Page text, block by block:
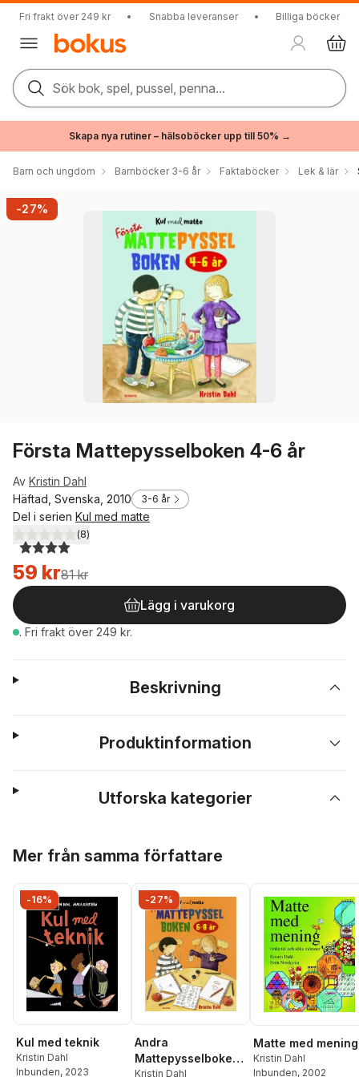
Fri frakt över 249 kr • Snabba leveranser • Billiga böcker
Sök bok, spel, pussel, penna...
Skapa nya rutiner – hälsoböcker upp till 50% →
Barn och ungdom Barnböcker 3-6 år Faktaböcker Lek & lär
-27%
Första Mattepysselboken 4-6 år
Av Kristin Dahl
Häftad, Svenska, 2010
3-6 år
Del i serien Kul med matte
4,0utav 5 stjärnor. Totalt antal röster:
(8)
59 kr81 kr
Lägg i varukorg
. Fri frakt över 249 kr.
Beskrivning
Produktinformation
Utforska kategorier
Mer från samma författare
-16%
Kul med teknik
Kristin Dahl
Inbunden, 2023
-27%
Andra
Mattepysselboken
6-8 år
Kristin Dahl
Matte med mening
Kristin Dahl
Inbunden, 2002